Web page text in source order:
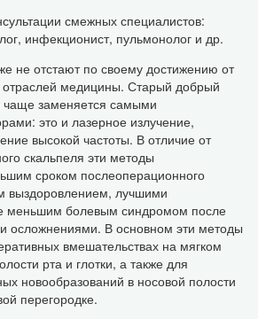
смежных специалистов:
инфекционист, пульмонолог и др.
не отстают по своему достижению от
отраслей медицины. Старый добрый
чаще заменяется самыми
это и лазерное излучение,
высокой частоты. В отличие от
скальпеля эти методы
сроком послеоперационного
выздоровлением, лучшими
меньшим болевым синдромом после
осложнениями. В основном эти методы
вмешательствах на мягком
рта и глотки, а также для
новообразований в носовой полости
перегородке.